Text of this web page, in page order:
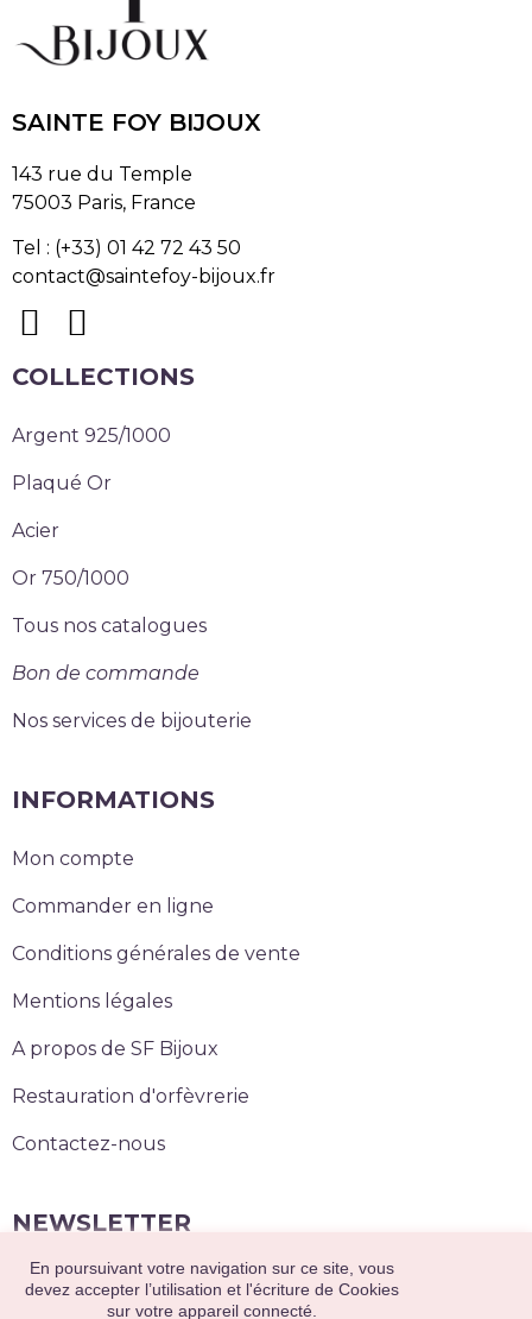
En poursuivant votre navigation sur ce site, vous
devez accepter l’utilisation et l'écriture de Cookies
sur votre appareil connecté.
SAINTE FOY BIJOUX
143 rue du Temple
75003 Paris, France
Tel : (+33) 01 42 72 43 50
contact@saintefoy-bijoux.fr
COLLECTIONS
Argent 925/1000
Plaqué Or
Acier
Or 750/1000
Tous nos catalogues
Bon de commande
Nos services de bijouterie
INFORMATIONS
Mon compte
Commander en ligne
Conditions générales de vente
Mentions légales
A propos de SF Bijoux
Restauration d'orfèvrerie
Contactez-nous
NEWSLETTER
S’abonner